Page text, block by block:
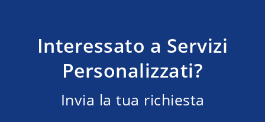
Interessato a Servizi
Personalizzati?
Invia la tua richiesta